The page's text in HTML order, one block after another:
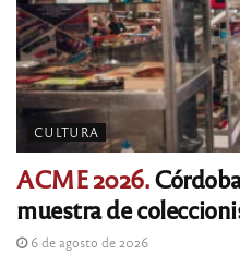
CULTURA
ACME 2026.
muestra de
6 de agosto de 2026